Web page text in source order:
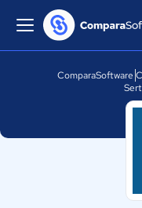
ComparaSoftware